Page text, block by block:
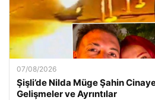
07/08/2026
Şişli’de Nilda Müge Şahin
Gelişmeler ve Ayrıntılar